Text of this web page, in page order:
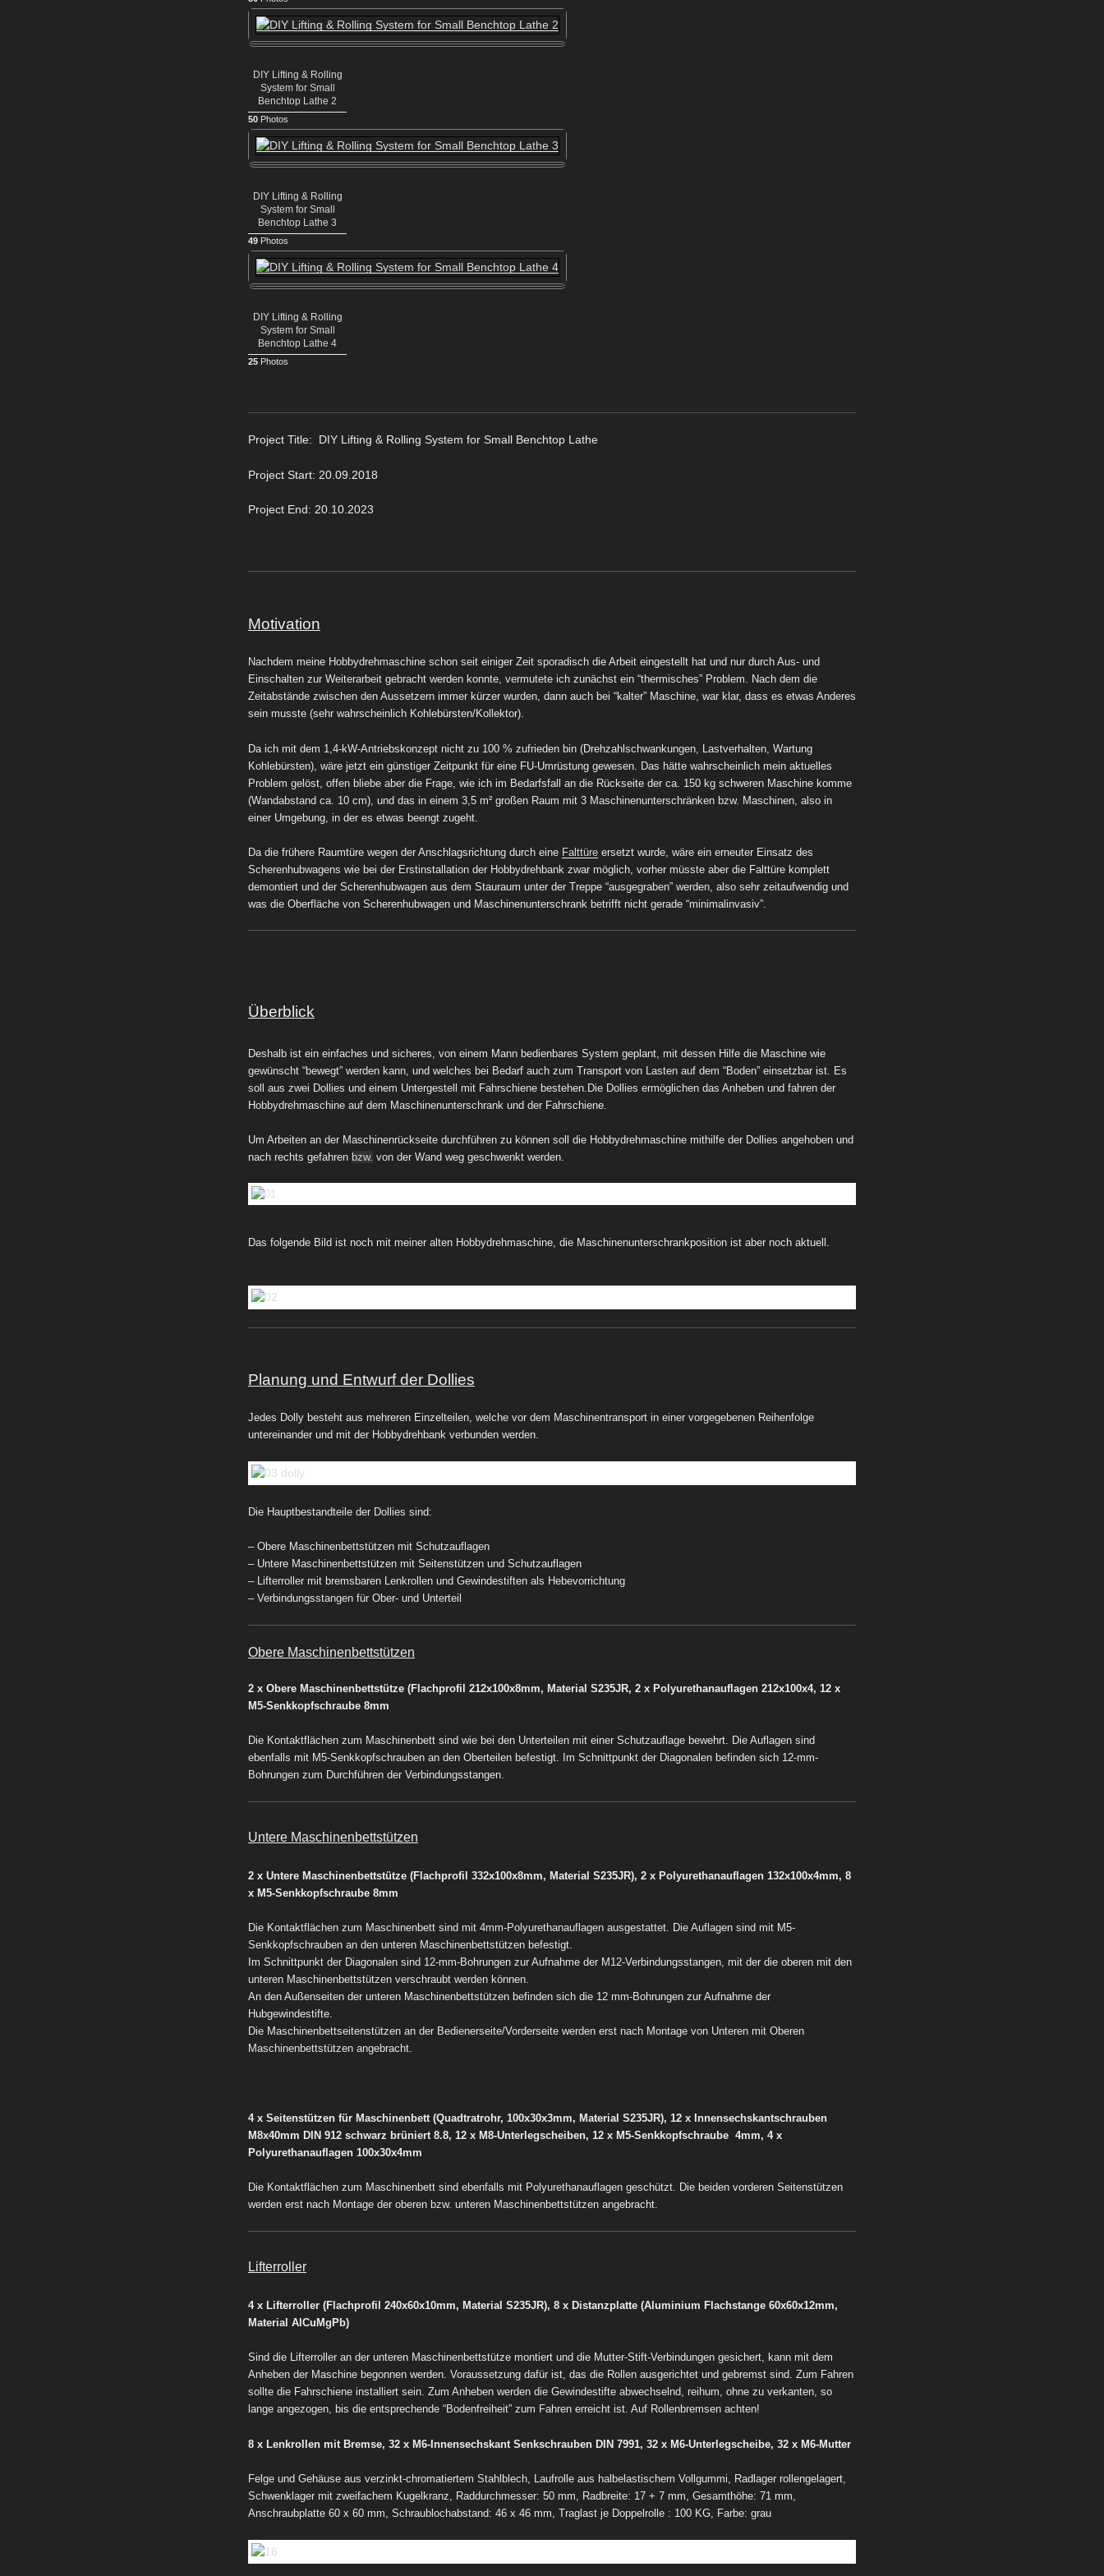
DIY Lifting & Rolling
System for Small
Benchtop Lathe 2
50 Photos
DIY Lifting & Rolling
System for Small
Benchtop Lathe 3
49 Photos
DIY Lifting & Rolling
System for Small
Benchtop Lathe 4
25 Photos
Project Title: DIY Lifting & Rolling System for Small Benchtop Lathe
Project Start: 20.09.2018
Project End: 20.10.2023
Motivation
Nachdem meine Hobbydrehmaschine schon seit einiger Zeit sporadisch die Arbeit eingestellt hat und nur durch Aus- und
Einschalten zur Weiterarbeit gebracht werden konnte, vermutete ich zunächst ein “thermisches” Problem. Nach dem die
Zeitabstände zwischen den Aussetzern immer kürzer wurden, dann auch bei “kalter” Maschine, war klar, dass es etwas Anderes
sein musste (sehr wahrscheinlich Kohlebürsten/Kollektor).
Da ich mit dem 1,4-kW-Antriebskonzept nicht zu 100 % zufrieden bin (Drehzahlschwankungen, Lastverhalten, Wartung
Kohlebürsten), wäre jetzt ein günstiger Zeitpunkt für eine FU-Umrüstung gewesen. Das hätte wahrscheinlich mein aktuelles
Problem gelöst, offen bliebe aber die Frage, wie ich im Bedarfsfall an die Rückseite der ca. 150 kg schweren Maschine komme
(Wandabstand ca. 10 cm), und das in einem 3,5 m² großen Raum mit 3 Maschinenunterschränken bzw. Maschinen, also in
einer Umgebung, in der es etwas beengt zugeht.
Da die frühere Raumtüre wegen der Anschlagsrichtung durch eine Falttüre ersetzt wurde, wäre ein erneuter Einsatz des
Scherenhubwagens wie bei der Erstinstallation der Hobbydrehbank zwar möglich, vorher müsste aber die Falttüre komplett
demontiert und der Scherenhubwagen aus dem Stauraum unter der Treppe “ausgegraben” werden, also sehr zeitaufwendig und
was die Oberfläche von Scherenhubwagen und Maschinenunterschrank betrifft nicht gerade “minimalinvasiv”.
Überblick
Deshalb ist ein einfaches und sicheres, von einem Mann bedienbares System geplant, mit dessen Hilfe die Maschine wie
gewünscht “bewegt” werden kann, und welches bei Bedarf auch zum Transport von Lasten auf dem “Boden” einsetzbar ist. Es
soll aus zwei Dollies und einem Untergestell mit Fahrschiene bestehen. Die Dollies ermöglichen das Anheben und fahren der
Hobbydrehmaschine auf dem Maschinenunterschrank und der Fahrschiene.
Um Arbeiten an der Maschinenrückseite durchführen zu können soll die Hobbydrehmaschine mithilfe der Dollies angehoben und
nach rechts gefahren bzw. von der Wand weg geschwenkt werden.
Das folgende Bild ist noch mit meiner alten Hobbydrehmaschine, die Maschinenunterschrankposition ist aber noch aktuell.
Planung und Entwurf der Dollies
Jedes Dolly besteht aus mehreren Einzelteilen, welche vor dem Maschinentransport in einer vorgegebenen Reihenfolge
untereinander und mit der Hobbydrehbank verbunden werden.
Die Hauptbestandteile der Dollies sind:
– Obere Maschinenbettstützen mit Schutzauflagen
– Untere Maschinenbettstützen mit Seitenstützen und Schutzauflagen
– Lifterroller mit bremsbaren Lenkrollen und Gewindestiften als Hebevorrichtung
– Verbindungsstangen für Ober- und Unterteil
Obere Maschinenbettstützen
2 x Obere Maschinenbettstütze (Flachprofil 212x100x8mm, Material S235JR, 2 x Polyurethanauflagen 212x100x4, 12 x
M5-Senkkopfschraube 8mm
Die Kontaktflächen zum Maschinenbett sind wie bei den Unterteilen mit einer Schutzauflage bewehrt. Die Auflagen sind
ebenfalls mit M5-Senkkopfschrauben an den Oberteilen befestigt. Im Schnittpunkt der Diagonalen befinden sich 12-mm-
Bohrungen zum Durchführen der Verbindungsstangen.
Untere Maschinenbettstützen
2 x Untere Maschinenbettstütze (Flachprofil 332x100x8mm, Material S235JR), 2 x Polyurethanauflagen 132x100x4mm, 8
x M5-Senkkopfschraube 8mm
Die Kontaktflächen zum Maschinenbett sind mit 4mm-Polyurethanauflagen ausgestattet. Die Auflagen sind mit M5-
Senkkopfschrauben an den unteren Maschinenbettstützen befestigt.
Im Schnittpunkt der Diagonalen sind 12-mm-Bohrungen zur Aufnahme der M12-Verbindungsstangen, mit der die oberen mit den
unteren Maschinenbettstützen verschraubt werden können.
An den Außenseiten der unteren Maschinenbettstützen befinden sich die 12 mm-Bohrungen zur Aufnahme der
Hubgewindestifte.
Die Maschinenbettseitenstützen an der Bedienerseite/Vorderseite werden erst nach Montage von Unteren mit Oberen
Maschinenbettstützen angebracht.
4 x Seitenstützen für Maschinenbett (Quadtratrohr, 100x30x3mm, Material S235JR), 12 x Innensechskantschrauben
M8x40mm DIN 912 schwarz brüniert 8.8, 12 x M8-Unterlegscheiben, 12 x M5-Senkkopfschraube 4mm, 4 x
Polyurethanauflagen 100x30x4mm
Die Kontaktflächen zum Maschinenbett sind ebenfalls mit Polyurethanauflagen geschützt. Die beiden vorderen Seitenstützen
werden erst nach Montage der oberen bzw. unteren Maschinenbettstützen angebracht.
Lifterroller
4 x Lifterroller (Flachprofil 240x60x10mm, Material S235JR), 8 x Distanzplatte (Aluminium Flachstange 60x60x12mm,
Material AlCuMgPb)
Sind die Lifterroller an der unteren Maschinenbettstütze montiert und die Mutter-Stift-Verbindungen gesichert, kann mit dem
Anheben der Maschine begonnen werden. Voraussetzung dafür ist, das die Rollen ausgerichtet und gebremst sind. Zum Fahren
sollte die Fahrschiene installiert sein. Zum Anheben werden die Gewindestifte abwechselnd, reihum, ohne zu verkanten, so
lange angezogen, bis die entsprechende “Bodenfreiheit” zum Fahren erreicht ist. Auf Rollenbremsen achten!
8 x Lenkrollen mit Bremse, 32 x M6-Innensechskant Senkschrauben DIN 7991, 32 x M6-Unterlegscheibe, 32 x M6-Mutter
Felge und Gehäuse aus verzinkt-chromatiertem Stahlblech, Laufrolle aus halbelastischem Vollgummi, Radlager rollengelagert,
Schwenklager mit zweifachem Kugelkranz, Raddurchmesser: 50 mm, Radbreite: 17 + 7 mm, Gesamthöhe: 71 mm,
Anschraubplatte 60 x 60 mm, Schraublochabstand: 46 x 46 mm, Traglast je Doppelrolle : 100 KG, Farbe: grau